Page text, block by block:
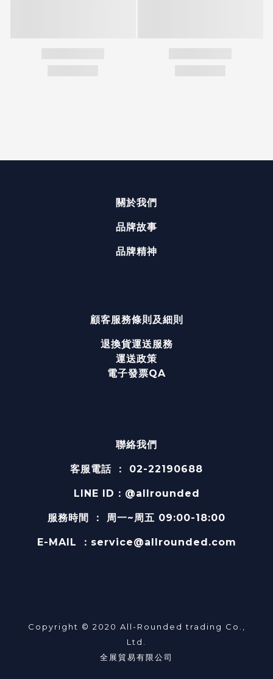
關於我們
品牌故事
品牌精神
顧客服務條則及細則
退換貨運送服務
運送政策
電子發票QA
聯絡我們
客服電話 ： 02-22190688
LINE ID：@allrounded
服務時間 ： 周一~周五 09:00-18:00
E-MAIL ：service@allrounded.com
Copyright © 2020 All-Rounded trading Co.,
Ltd.
全展貿易有限公司